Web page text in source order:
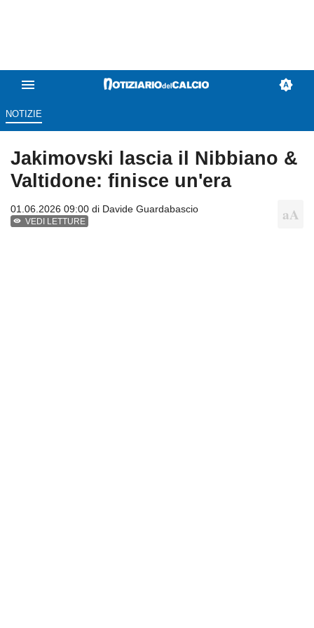
NOTIZIE
Jakimovski lascia il Nibbiano &
Valtidone: finisce un'era
01.06.2026 09:00 di Davide Guardabascio
VEDI LETTURE